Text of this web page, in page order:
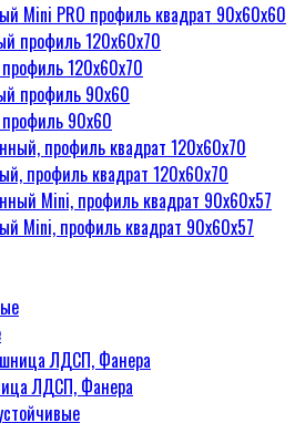
Mini PRO профиль квадрат 90х60х60
120х60х70
90х60
профиль квадрат 120х60х70
Mini, профиль квадрат 90х60х57
ЛДСП, Фанера